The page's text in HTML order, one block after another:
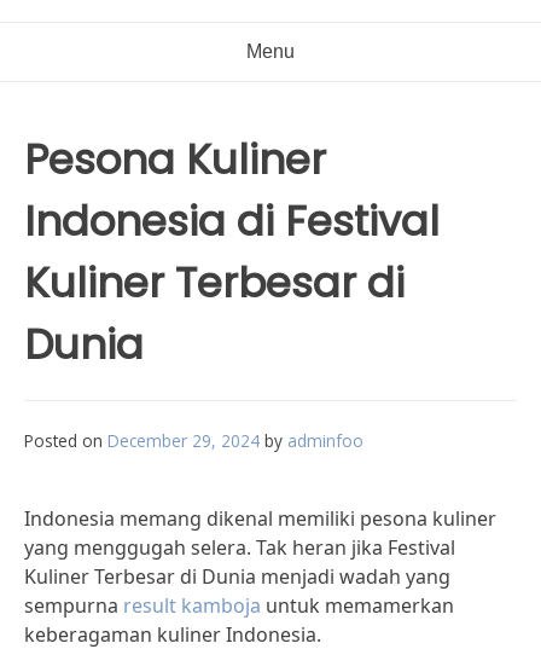
Menu
Pesona Kuliner
Indonesia di Festival
Kuliner Terbesar di
Dunia
Posted on December 29, 2024 by adminfoo
Indonesia memang dikenal memiliki pesona kuliner
yang menggugah selera. Tak heran jika Festival
Kuliner Terbesar di Dunia menjadi wadah yang
sempurna result kamboja untuk memamerkan
keberagaman kuliner Indonesia.